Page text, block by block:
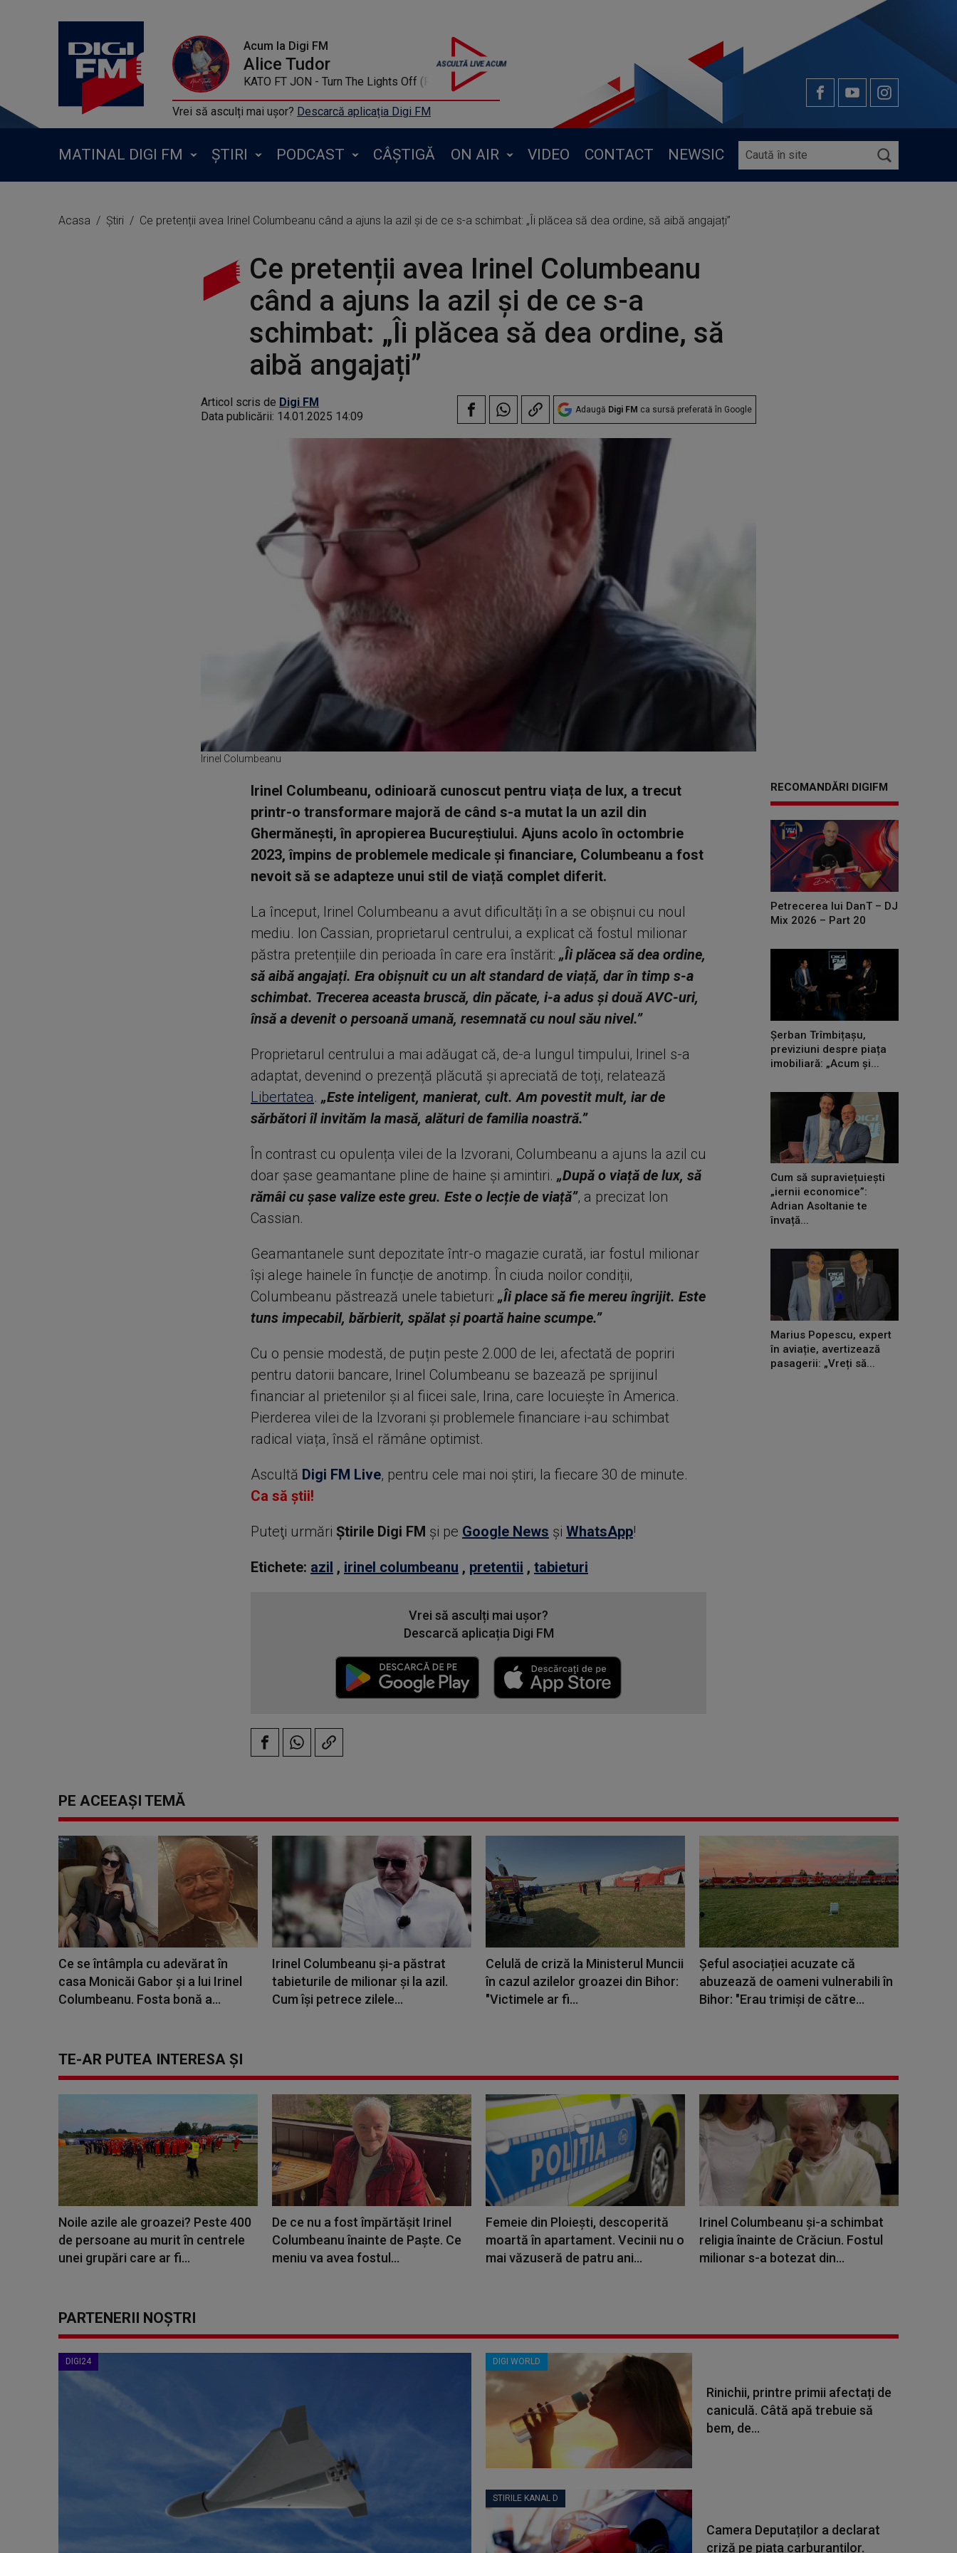
Acum la Digi FM
Alice Tudor
KATO FT JON - Turn The Lights Off (Radio Edit) (Beatmix)
Vrei să asculți mai ușor? Descarcă aplicația Digi FM
MATINAL DIGI FM ȘTIRI PODCAST CÂȘTIGĂ ON AIR VIDEO CONTACT NEWSIC
Acasa Știri Ce pretenții avea Irinel Columbeanu când a ajuns la azil și de ce s-a schimbat: „Îi plăcea să dea ordine, să aibă angajați”
Ce pretenții avea Irinel Columbeanu
când a ajuns la azil și de ce s-a
schimbat: „Îi plăcea să dea ordine, să
aibă angajați”
Articol scris de Digi FM
Data publicării: 14.01.2025 14:09 Adaugă Digi FM ca sursă preferată în Google
Irinel Columbeanu
Irinel Columbeanu, odinioară cunoscut pentru viața de lux, a trecut
printr-o transformare majoră de când s-a mutat la un azil din
Ghermănești, în apropierea Bucureștiului. Ajuns acolo în octombrie
2023, împins de problemele medicale și financiare, Columbeanu a fost
nevoit să se adapteze unui stil de viață complet diferit.
La început, Irinel Columbeanu a avut dificultăți în a se obișnui cu noul
mediu. Ion Cassian, proprietarul centrului, a explicat că fostul milionar
păstra pretențiile din perioada în care era înstărit: „Îi plăcea să dea ordine,
să aibă angajați. Era obișnuit cu un alt standard de viață, dar în timp s-a
schimbat. Trecerea aceasta bruscă, din păcate, i-a adus și două AVC-uri,
însă a devenit o persoană umană, resemnată cu noul său nivel.”
Proprietarul centrului a mai adăugat că, de-a lungul timpului, Irinel s-a
adaptat, devenind o prezență plăcută și apreciată de toți, relatează
Libertatea. „Este inteligent, manierat, cult. Am povestit mult, iar de
sărbători îl invităm la masă, alături de familia noastră.”
În contrast cu opulența vilei de la Izvorani, Columbeanu a ajuns la azil cu
doar șase geamantane pline de haine și amintiri. „După o viață de lux, să
rămâi cu șase valize este greu. Este o lecție de viață”, a precizat Ion
Cassian.
Geamantanele sunt depozitate într-o magazie curată, iar fostul milionar
își alege hainele în funcție de anotimp. În ciuda noilor condiții,
Columbeanu păstrează unele tabieturi: „Îi place să fie mereu îngrijit. Este
tuns impecabil, bărbierit, spălat și poartă haine scumpe.”
Cu o pensie modestă, de puțin peste 2.000 de lei, afectată de popriri
pentru datorii bancare, Irinel Columbeanu se bazează pe sprijinul
financiar al prietenilor și al fiicei sale, Irina, care locuiește în America.
Pierderea vilei de la Izvorani și problemele financiare i-au schimbat
radical viața, însă el rămâne optimist.
Ascultă Digi FM Live, pentru cele mai noi știri, la fiecare 30 de minute.
Ca să știi!
Puteţi urmări Știrile Digi FM şi pe Google News şi WhatsApp!
Etichete: azil , irinel columbeanu , pretentii , tabieturi
Vrei să asculți mai ușor?
Descarcă aplicația Digi FM
RECOMANDĂRI DIGIFM
Petrecerea lui DanT – DJ
Mix 2026 – Part 20
Șerban Trîmbițașu,
previziuni despre piața
imobiliară: „Acum și...
Cum să supraviețuiești
„iernii economice”:
Adrian Asoltanie te
învață...
Marius Popescu, expert
în aviație, avertizează
pasagerii: „Vreți să...
PE ACEEAȘI TEMĂ
Ce se întâmpla cu adevărat în
casa Monicăi Gabor și a lui Irinel
Columbeanu. Fosta bonă a...
Irinel Columbeanu și-a păstrat
tabieturile de milionar și la azil.
Cum își petrece zilele...
Celulă de criză la Ministerul Muncii
în cazul azilelor groazei din Bihor:
"Victimele ar fi...
Șeful asociației acuzate că
abuzează de oameni vulnerabili în
Bihor: "Erau trimiși de către...
TE-AR PUTEA INTERESA ȘI
Noile azile ale groazei? Peste 400
de persoane au murit în centrele
unei grupări care ar fi...
De ce nu a fost împărtășit Irinel
Columbeanu înainte de Paște. Ce
meniu va avea fostul...
Femeie din Ploiești, descoperită
moartă în apartament. Vecinii nu o
mai văzuseră de patru ani...
Irinel Columbeanu și-a schimbat
religia înainte de Crăciun. Fostul
milionar s-a botezat din...
PARTENERII NOȘTRI
DIGI24 DIGI WORLD
Rinichii, printre primii afectați de
caniculă. Câtă apă trebuie să
bem, de...
STIRILE KANAL D
Camera Deputaților a declarat
criză pe piața carburanților.